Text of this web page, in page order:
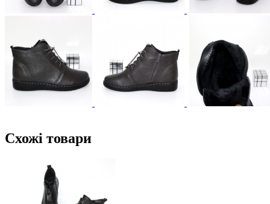
Схожі товари